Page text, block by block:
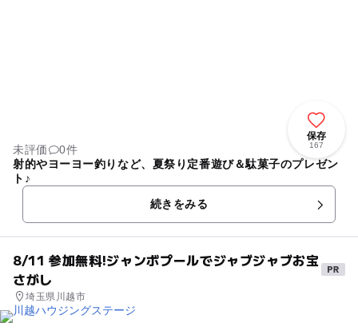
保存
167
未評価
0件
射的やヨーヨー釣りなど、夏祭り定番遊び＆駄菓子のプレゼン
ト♪
続きをみる
8/11 参加無料!ジャンボプールでジャブジャブお宝
さがし
埼玉県川越市